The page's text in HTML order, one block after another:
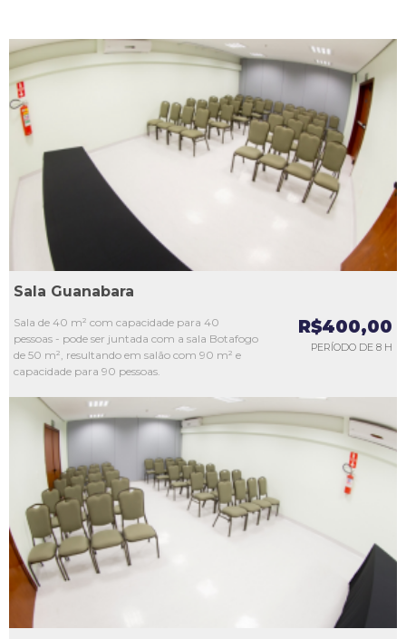
L4
L5
Sala Guanabara
Sala de 40 m² com capacidade para 40
pessoas - pode ser juntada com a sala Botafogo
de 50 m², resultando em salão com 90 m² e
capacidade para 90 pessoas.
R$400,00
PERÍODO DE 8 H
L1
L2
L3
L4